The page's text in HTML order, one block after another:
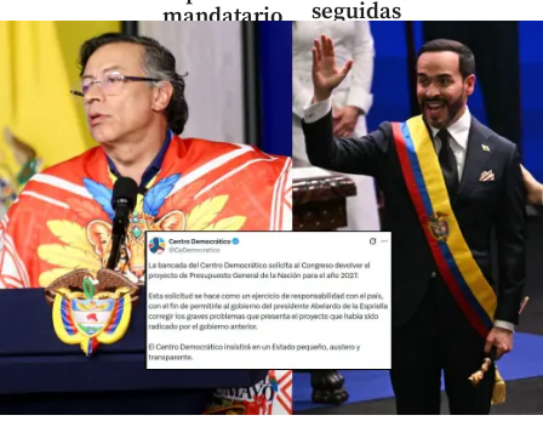
mandatario
de
construcción?
share
seguidas
share
Colombia
Abelardo
de la
Espriella
posesionó